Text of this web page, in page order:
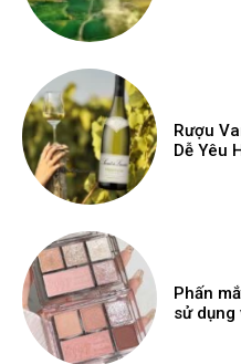
Rượu
Dễ Yêu
Phấn
sử dụng